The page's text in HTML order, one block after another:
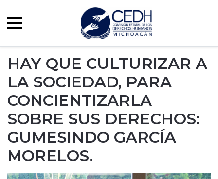
HAY QUE CULTURIZAR A
LA SOCIEDAD, PARA
CONCIENTIZARLA
SOBRE SUS DERECHOS:
GUMESINDO GARCÍA
MORELOS.